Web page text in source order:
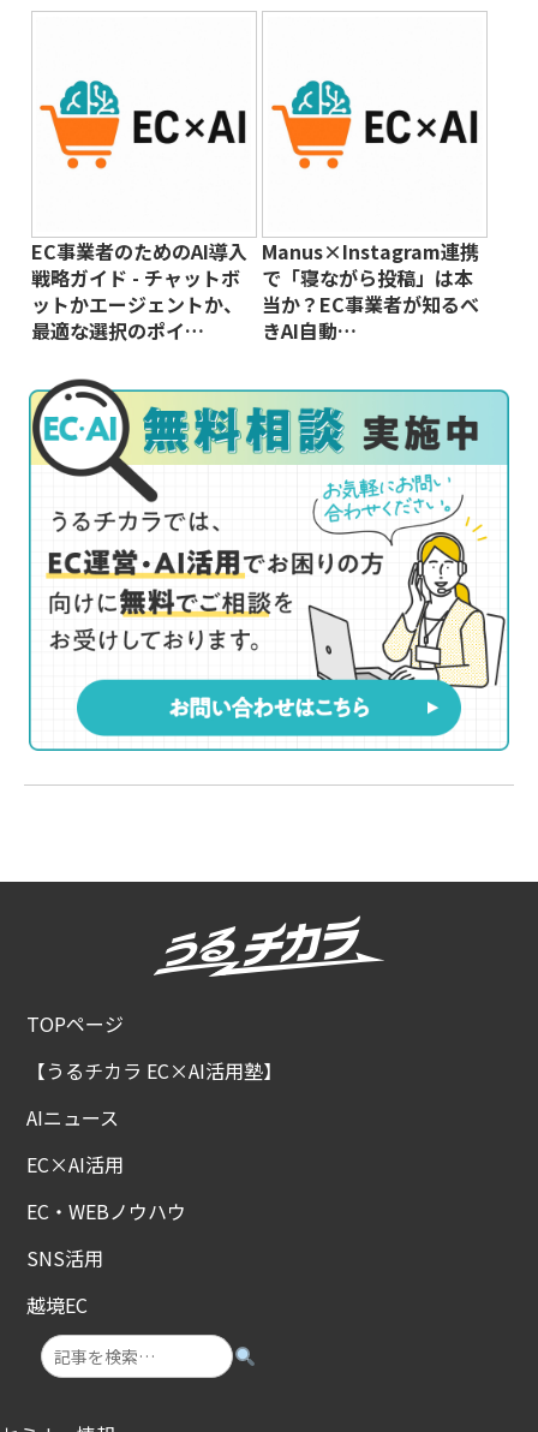
EC事業者のためのAI導入
戦略ガイド - チャットボ
ットかエージェントか、
最適な選択のポイ…
Manus×Instagram連携
で「寝ながら投稿」は本
当か？EC事業者が知るべ
きAI自動…
TOPページ
【うるチカラ EC×AI活用塾】
AIニュース
EC×AI活用
EC・WEBノウハウ
SNS活用
越境EC